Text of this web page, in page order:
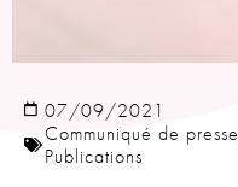
07/09/2021
Communiqué de presse
Publications